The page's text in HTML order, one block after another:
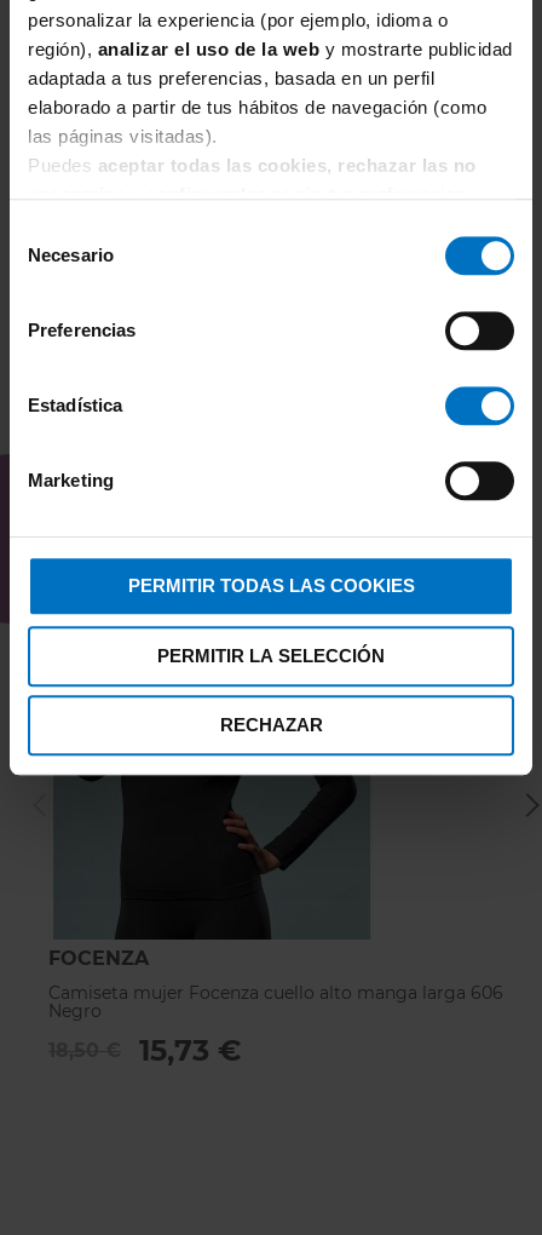
personalizar la experiencia (por ejemplo, idioma o
región), analizar el uso de la web y mostrarte publicidad
adaptada a tus preferencias, basada en un perfil
elaborado a partir de tus hábitos de navegación (como
las páginas visitadas).
Puedes aceptar todas las cookies, rechazar las no
Necesario
Preferencias
Estadística
Marketing
PERMITIR TODAS LAS COOKIES
PERMITIR LA SELECCIÓN
RECHAZAR
FOCENZA
Braga Focenza Slip VA Micro 113 Azul Alaska
INTERESAR
FOCENZA
Camiseta mujer Focenza cuello alto manga larga 606
Negro
15,73 €